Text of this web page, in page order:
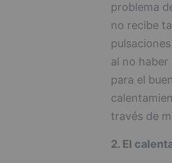
problema
no recibe
al no
para el
través de
2. El